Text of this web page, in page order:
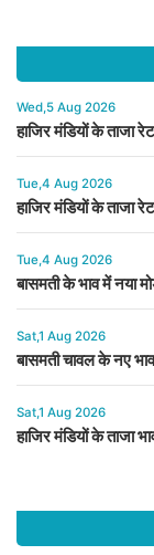
Wed,5 Aug 2026
हाजिर मंडियों के ताजा
Tue,4 Aug 2026
हाजिर मंडियों के ताजा
Tue,4 Aug 2026
बासमती के भाव में नया
Sat,1 Aug 2026
बासमती चावल के नए
Sat,1 Aug 2026
हाजिर मंडियों के ताजा